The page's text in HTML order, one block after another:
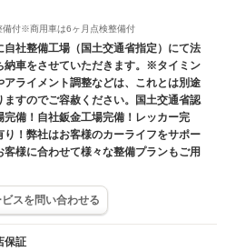
備付※商用車は6ヶ月点検整備付
自社整備工場（国土交通省指定）にて法
納車をさせていただきます。※タイミン
アライメント調整などは、これとは別途
ますのでご容赦ください。国土交通省認
完備！自社鈑金工場完備！レッカー完
り！弊社はお客様のカーライフをサポー
客様に合わせて様々な整備プランもご用
スを問い合わせる
保証